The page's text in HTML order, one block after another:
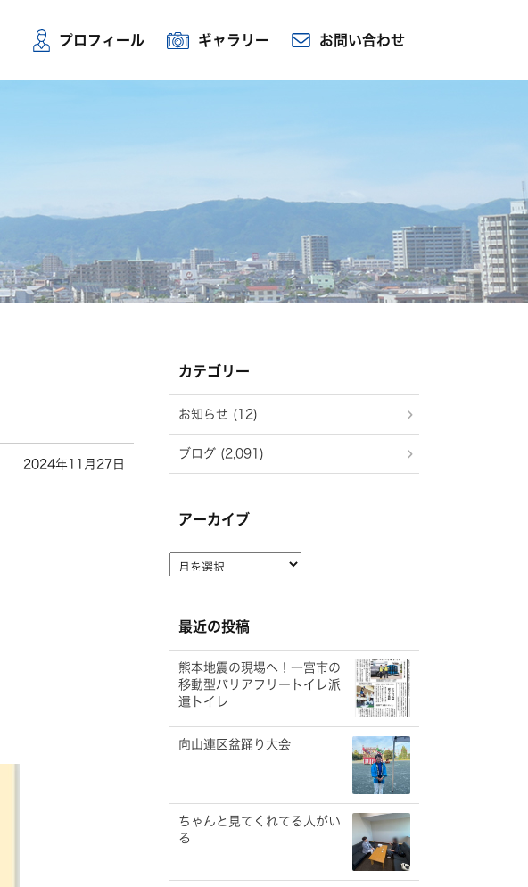
プロフィール ギャラリー お問い合わせ
2024年11月27日
カテゴリー
お知らせ (12)
ブログ (2,091)
アーカイブ
ア
ー
ブ
最近の投稿
熊本地震の現場へ！一宮市の
移動型バリアフリートイレ派
遣トイレ
向山連区盆踊り大会
ちゃんと見てくれてる人がい
る